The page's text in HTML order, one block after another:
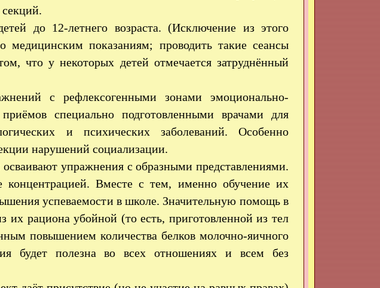
до 12-летнего возраста. (Исключение из этого
медицинским показаниям; проводить такие сеансы
что у некоторых детей отмечается затруднённый
с рефлексогенными зонами эмоционально-
специально подготовленными врачами для
и психических заболеваний. Особенно
нарушений социализации.
упражнения с образными представлениями.
концентрацией. Вместе с тем, именно обучение их
успеваемости в школе. Значительную помощь в
рациона убойной (то есть, приготовленной из тел
повышением количества белков молочно-яичного
будет полезна во всех отношениях и всем без